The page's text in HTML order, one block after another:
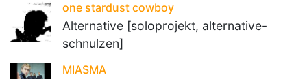
one stardust cowboy
Alternative [soloprojekt, alternative-
schnulzen]
MIASMA